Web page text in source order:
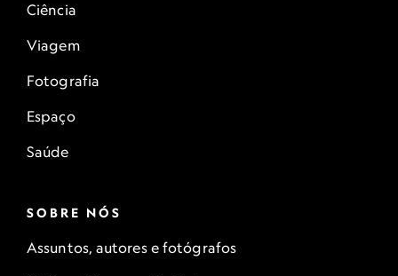
Ciência
Viagem
Fotografia
Espaço
Saúde
SOBRE NÓS
Assuntos, autores e fotógrafos